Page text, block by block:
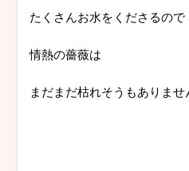
たくさんお水をくださるので
情熱の薔薇は
まだまだ枯れそうもありませ